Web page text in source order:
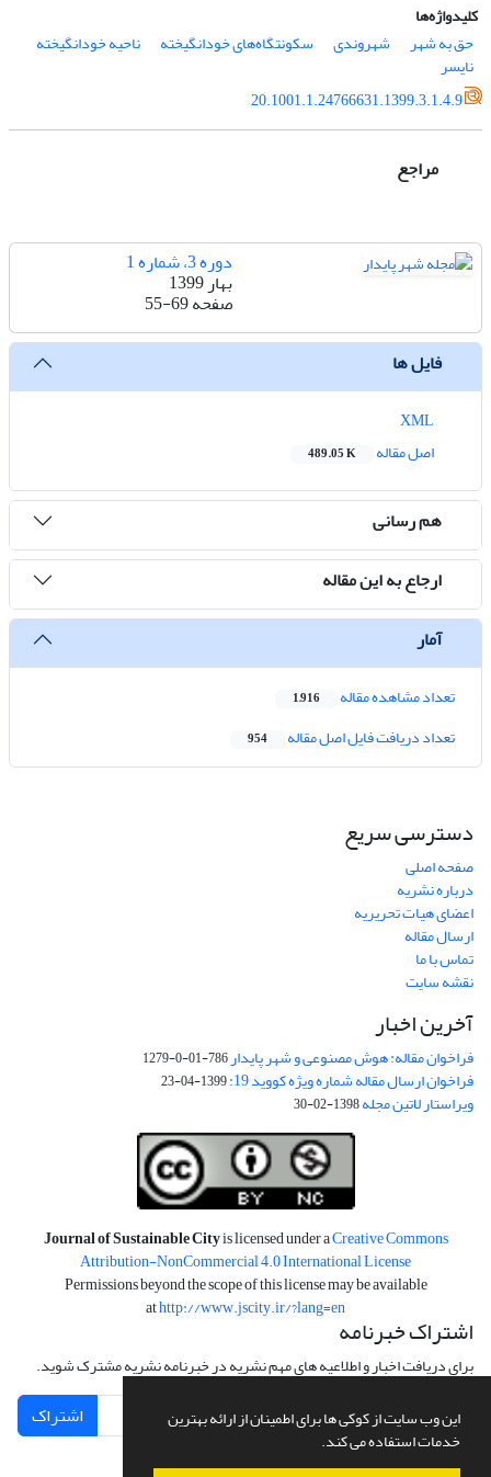
این وب سایت از کوکی ها برای اطمینان از ارائه بهترین
خدمات استفاده می کند.
کلیدواژه‌ها
حق به شهر
شهروندی سکونتگاه‌های خودانگیخته ناحیه خودانگیخته
نایسر
20.1001.1.24766631.1399.3.1.4.9
مراجع
دوره 3، شماره 1
بهار 1399
صفحه55-69
فایل ها
اصل مقاله
489.05 K
هم رسانی
ارجاع به این مقاله
آمار
تعداد مشاهده مقاله 1,916
تعداد دریافت فایل اصل مقاله 954
دسترسی سریع
صفحه اصلی
درباره نشریه
اعضای هیات تحریریه
ارسال مقاله
تماس با ما
نقشه سایت
آخرین اخبار
فراخوان مقاله: هوش مصنوعی و شهر پایدار786-01-0-1279
فراخوان ارسال مقاله شماره ویژه کووید 19: 1399-04-23
ویراستار لاتین مجله1398-02-30
Journal of Sustainable Cityis licensed under aCreative Commons
Attribution-NonCommercial 4.0 International License
Permissions beyond the scope of this license may be available
athttp://www.jscity.ir/?lang=en
اشتراک خبرنامه
برای دریافت اخبار و اطلاعیه های مهم نشریه در خبرنامه نشریه مشترک شوید.
اشتراک